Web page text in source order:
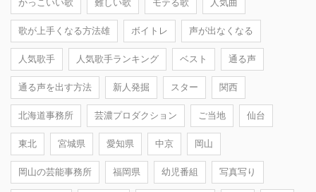
かっこいい歌 難しい歌 モテる歌 人気曲
歌が上手くなる方法雄 ボイトレ 声が出なくなる
人気歌手 人気歌手ランキング ベスト 通る声
通る声を出す方法 新人発掘 スター 関西
北海道事務所 芸濃プロダクション ご当地 仙台
東北 宮城県 愛知県 中京 岡山
岡山の芸能事務所 福岡県 幼児番組 写真写り